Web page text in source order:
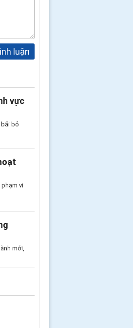
luận
vực
bỏ
vi
mới,